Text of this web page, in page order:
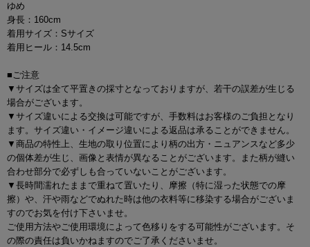
ゆめ
身長：160cm
着用サイズ：Sサイズ
着用ヒール：14.5cm
■ご注意
▼サイズは全て平置きの採寸となっておりますが、若干の誤差が生じる
場合がございます。
▼サイズ違いによる交換は可能ですが、手数料はお客様のご負担となり
ます。サイズ違い・イメージ違いによる返品は承ることができません。
▼商品の特性上、生地の取り位置により柄の出方・ニュアンスなど多少
の個体差が生じ、画像と表情が異なることがございます。また柄が縫い
合わせ部分で必ずしも合っていないことがございます。
▼長時間濡れたままで重ねて置いたり、摩擦（特に湿った状態での摩
擦）や、汗や雨などでぬれた時は他の衣料等に移染する場合がございま
すのでお気を付け下さいませ。
ご使用方法やご使用環境によって色移りをする可能性がございます。そ
の際の責任は負いかねますのでご了承くださいませ。